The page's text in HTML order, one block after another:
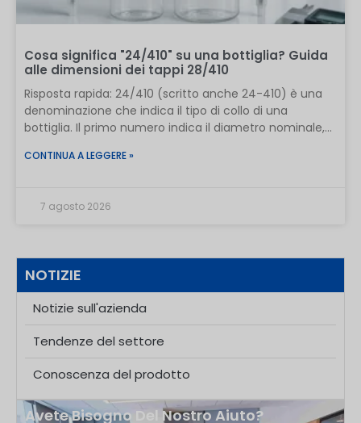
NOTIZIE
Notizie sull'azienda
Tendenze del settore
Conoscenza del prodotto
Avete Bisogno Del Nostro Aiuto?
flacone, i materiali di chiusura e la qualità di
produzione possono modificare il risultato. Gli oli
Cosa significa "24/410" su una bottiglia? Guida
alle dimensioni dei tappi 28/410
Risposta rapida: 24/410 (scritto anche 24-410) è una
denominazione che indica il tipo di collo di una
bottiglia. Il primo numero indica il diametro nominale,
filettatura della bottiglia o su quella interna del tappo
la configurazione della filettatura e l’altezza del collo.
codice da solo non garantisce una confezione
commerciale a tenuta stagna. Non interpretare 24/410
come una frazione. Non indica un’apertura interna di
24 mm, una dimensione di 410 mm o una filettatura di
composto da due parti, utilizzato per abbinare
CONTINUA A LEGGERE »
7 agosto 2026